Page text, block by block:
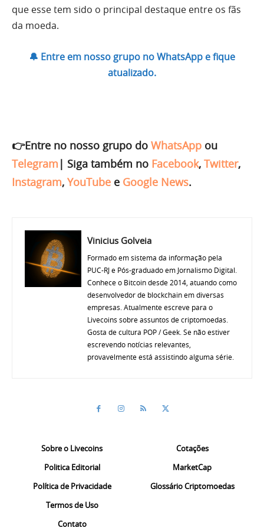
que esse tem sido o principal destaque entre os fãs
da moeda.
🔔 Entre em nosso grupo no WhatsApp e fique
atualizado.
👉Entre no nosso grupo do WhatsApp ou
Telegram | Siga também no Facebook, Twitter,
Instagram, YouTube e Google News.
Vinicius Golveia
Formado em sistema da informação pela
PUC-RJ e Pós-graduado em Jornalismo Digital.
Conhece o Bitcoin desde 2014, atuando como
desenvolvedor de blockchain em diversas
empresas. Atualmente escreve para o
Livecoins sobre assuntos de criptomoedas.
Gosta de cultura POP / Geek. Se não estiver
escrevendo notícias relevantes,
provavelmente está assistindo alguma série.
Sobre o Livecoins
Politica Editorial
Política de Privacidade
Termos de Uso
Contato
Cotações
MarketCap
Glossário Criptomoedas